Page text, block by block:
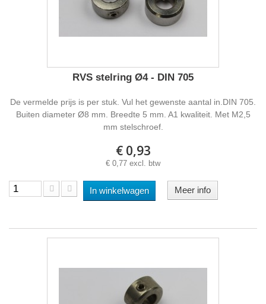
RVS stelring Ø4 - DIN 705
De vermelde prijs is per stuk. Vul het gewenste aantal in.DIN 705.
Buiten diameter Ø8 mm. Breedte 5 mm. A1 kwaliteit. Met M2,5
mm stelschroef.
€ 0,93
€ 0,77 excl. btw
In winkelwagen Meer info